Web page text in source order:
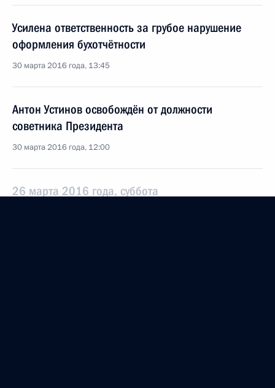
Усилена ответственность за грубое нарушение
оформления бухотчётности
30 марта 2016 года, 13:45
Антон Устинов освобождён от должности
советника Президента
30 марта 2016 года, 12:00
26 марта 2016 года, суббота